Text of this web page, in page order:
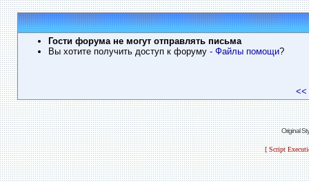
Гости форума не могут отправлять письма
Вы хотите получить доступ к форуму - Файлы помощи?
<<
Original
[ Script